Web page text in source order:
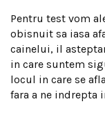
Pentru test vom
obisnuit sa iasa
cainelui, il
in care suntem
locul in care se
fara a ne indrepta